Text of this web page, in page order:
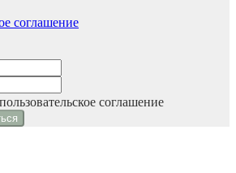
соглашение
пользовательское соглашение